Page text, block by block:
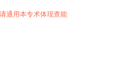
通用本专术体现查能